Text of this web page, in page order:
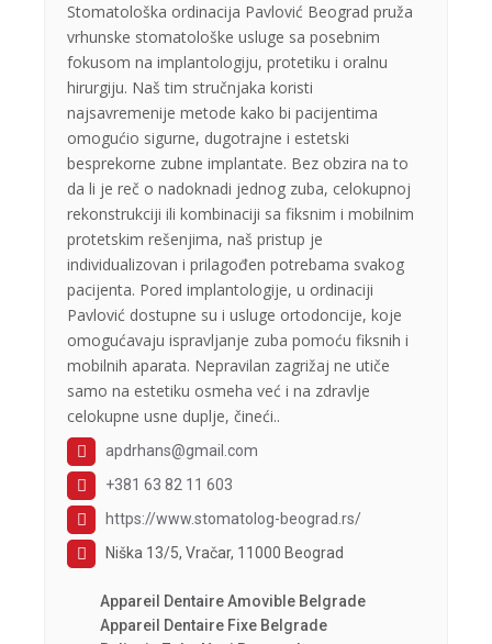
Stomatološka ordinacija Pavlović Beograd pruža
vrhunske stomatološke usluge sa posebnim
fokusom na implantologiju, protetiku i oralnu
hirurgiju. Naš tim stručnjaka koristi
najsavremenije metode kako bi pacijentima
omogućio sigurne, dugotrajne i estetski
besprekorne zubne implantate. Bez obzira na to
da li je reč o nadoknadi jednog zuba, celokupnoj
rekonstrukciji ili kombinaciji sa fiksnim i mobilnim
protetskim rešenjima, naš pristup je
individualizovan i prilagođen potrebama svakog
pacijenta. Pored implantologije, u ordinaciji
Pavlović dostupne su i usluge ortodoncije, koje
omogućavaju ispravljanje zuba pomoću fiksnih i
mobilnih aparata. Nepravilan zagrižaj ne utiče
samo na estetiku osmeha već i na zdravlje
celokupne usne duplje, čineći..
apdrhans@gmail.com
+381 63 82 11 603
https://www.stomatolog-beograd.rs/
Niška 13/5, Vračar, 11000 Beograd
Appareil Dentaire Amovible Belgrade
Appareil Dentaire Fixe Belgrade